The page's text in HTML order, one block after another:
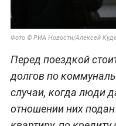
Фото © РИА Новости/Алексей
Перед поездкой
долгов по
случаи, когда люди
отношении них